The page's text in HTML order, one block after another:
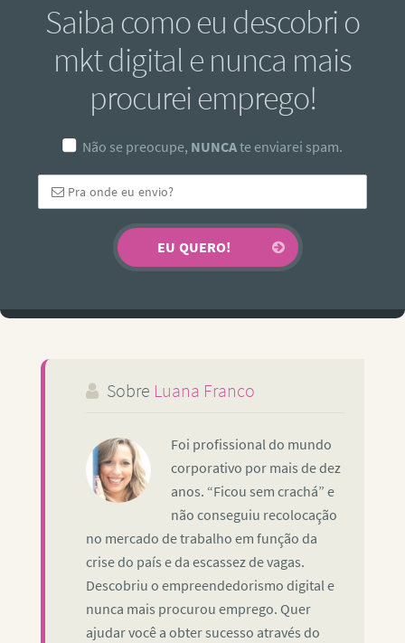
Saiba como eu descobri o
mkt digital e nunca mais
procurei emprego!
Não se preocupe, NUNCAte enviarei spam.
Sobre Luana Franco
Foi profissional do mundo
corporativo por mais de dez
anos. “Ficou sem crachá” e
não conseguiu recolocação
no mercado de trabalho em função da
crise do país e da escassez de vagas.
Descobriu o empreendedorismo digital e
nunca mais procurou emprego. Quer
ajudar você a obter sucesso através do